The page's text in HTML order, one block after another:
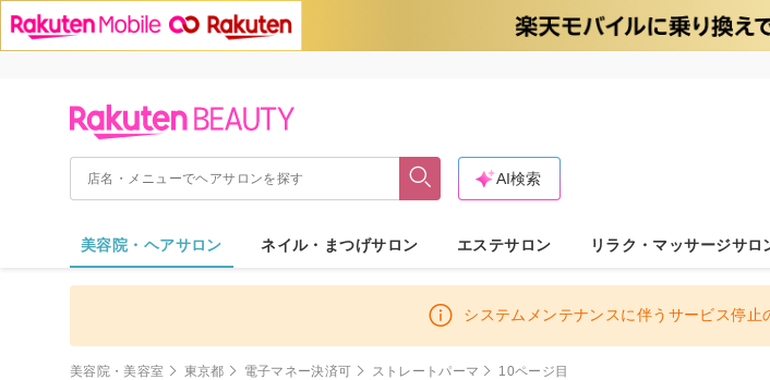
AI検索
美容院・ヘアサロン ネイル・まつげサロン エステサロン リラク・マッサージサロ
システムメンテナンスに伴うサービス停
美容院・美容室 東京都 電子マネー決済可 ストレートパーマ 10ページ目